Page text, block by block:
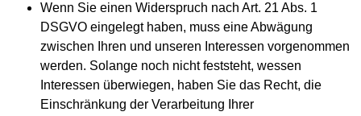
Wenn Sie einen Widerspruch nach Art. 21 Abs. 1
DSGVO eingelegt haben, muss eine Abwägung
zwischen Ihren und unseren Interessen vorgenommen
werden. Solange noch nicht feststeht, wessen
Interessen überwiegen, haben Sie das Recht, die
Einschränkung der Verarbeitung Ihrer